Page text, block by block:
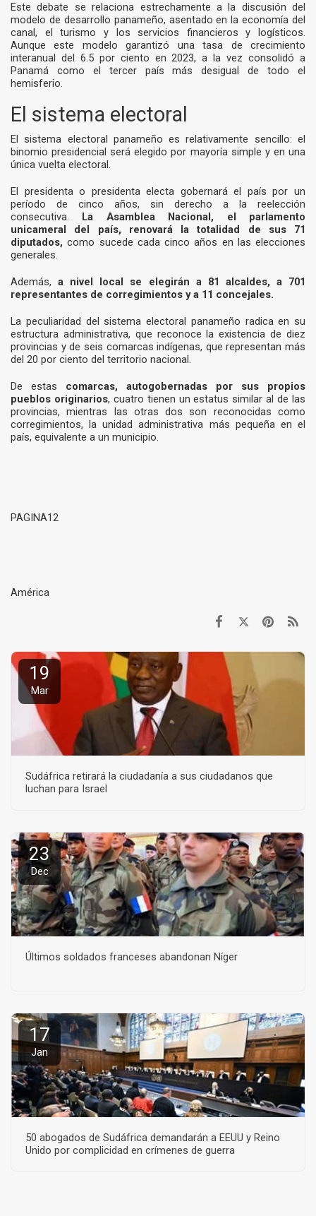
Este debate se relaciona estrechamente a la discusión del
modelo de desarrollo panameño, asentado en la economía del
canal, el turismo y los servicios financieros y logísticos.
Aunque este modelo garantizó una tasa de crecimiento
interanual del 6.5 por ciento en 2023, a la vez consolidó a
Panamá como el tercer país más desigual de todo el
hemisferio.
El sistema electoral
El sistema electoral panameño es relativamente sencillo: el
binomio presidencial será elegido por mayoría simple y en una
única vuelta electoral.
El presidenta o presidenta electa gobernará el país por un
período de cinco años, sin derecho a la reelección
consecutiva. La Asamblea Nacional, el parlamento
unicameral del país, renovará la totalidad de sus 71
diputados, como sucede cada cinco años en las elecciones
generales.
Además, a nivel local se elegirán a 81 alcaldes, a 701
representantes de corregimientos y a 11 concejales.
La peculiaridad del sistema electoral panameño radica en su
estructura administrativa, que reconoce la existencia de diez
provincias y de seis comarcas indígenas, que representan más
del 20 por ciento del territorio nacional.
De estas comarcas, autogobernadas por sus propios
pueblos originarios, cuatro tienen un estatus similar al de las
provincias, mientras las otras dos son reconocidas como
corregimientos, la unidad administrativa más pequeña en el
país, equivalente a un municipio.
PAGINA12
América
19
Mar
Sudáfrica retirará la ciudadanía a sus ciudadanos que
luchan para Israel
23
Dec
Últimos soldados franceses abandonan Níger
17
Jan
50 abogados de Sudáfrica demandarán a EEUU y Reino
Unido por complicidad en crímenes de guerra